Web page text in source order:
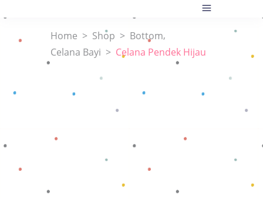
Home > Shop > Bottom,
Celana Bayi > Celana Pendek Hijau